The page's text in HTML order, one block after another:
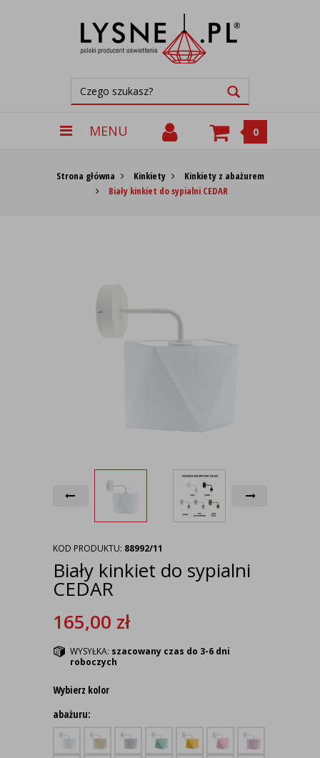
MENU 0
Strona główna Kinkiety
Kinkiety z abażurem
Biały kinkiet do sypialni CEDAR
KOD PRODUKTU: 88992/11
Biały kinkiet do sypialni
CEDAR
165,00 zł
WYSYŁKA: szacowany czas do 3-6 dni
roboczych
Wybierz kolor
abażuru: